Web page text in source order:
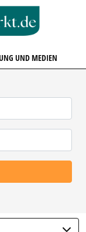
UND MEDIEN